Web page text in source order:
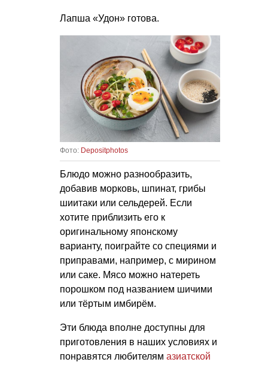
Лапша «Удон» готова.
Фото: Depositphotos
Блюдо можно разнообразить,
добавив морковь, шпинат, грибы
шиитаки или сельдерей. Если
хотите приблизить его к
оригинальному японскому
варианту, поиграйте со специями и
приправами, например, с мирином
или саке. Мясо можно натереть
порошком под названием шичими
или тёртым имбирём.
Эти блюда вполне доступны для
приготовления в наших условиях и
понравятся любителям азиатской